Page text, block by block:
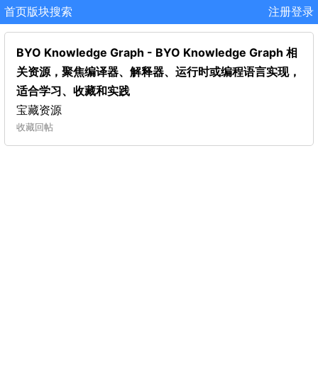
首页版块搜索 注册登录
BYO Knowledge Graph - BYO Knowledge Graph 相
关资源，聚焦编译器、解释器、运行时或编程语言实现，
适合学习、收藏和实践
宝藏资源
收藏回帖